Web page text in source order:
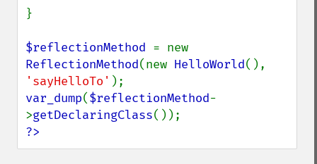
}
$reflectionMethod
ReflectionMethod(new HelloWorld
'sayHelloTo'
var_dump($reflectionMethod-
>getDeclaringClass
?>